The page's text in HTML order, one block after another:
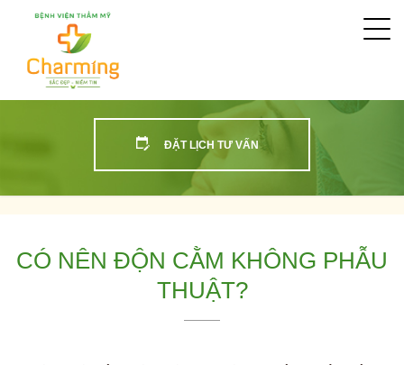
ĐẶT LỊCH TƯ VẤN
CÓ NÊN ĐỘN CẰM KHÔNG PHẪU
THUẬT?